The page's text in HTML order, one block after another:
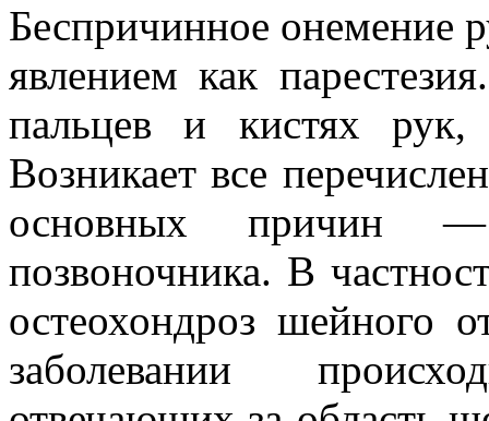
Беспричинное онемение
явлением как
пальцев и кистях
Возникает все
основных причин
позвоночника. В
остеохондроз шейного
заболевании